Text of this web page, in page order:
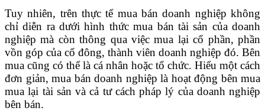
Tuy nhiên, trên thực tế mua bán doanh nghiệp không
chỉ diễn ra dưới hình thức mua bán tài sản của doanh
nghiệp mà còn thông qua việc mua lại cổ phần, phần
vồn góp của cổ đông, thành viên doanh nghiệp đó. Bên
mua cũng có thể là cá nhân hoặc tổ chức. Hiểu một cách
đơn giản, mua bán doanh nghiệp là hoạt động bên mua
mua lại tài sản và cả tư cách pháp lý của doanh nghiệp
bên bán.